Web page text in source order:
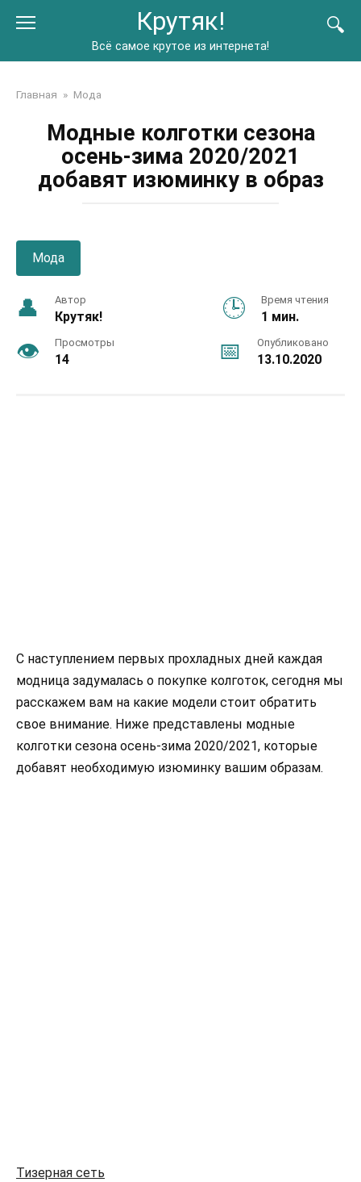
Крутяк!
Всё самое крутое из интернета!
Главная » Мода
Модные колготки сезона
осень-зима 2020/2021
добавят изюминку в образ
Мода
Автор
Крутяк!
Время чтения
1 мин.
Просмотры
14
Опубликовано
13.10.2020
С наступлением первых прохладных дней каждая
модница задумалась о покупке колготок, сегодня мы
расскажем вам на какие модели стоит обратить
свое внимание. Ниже представлены модные
колготки сезона осень-зима 2020/2021, которые
добавят необходимую изюминку вашим образам.
Тизерная сеть